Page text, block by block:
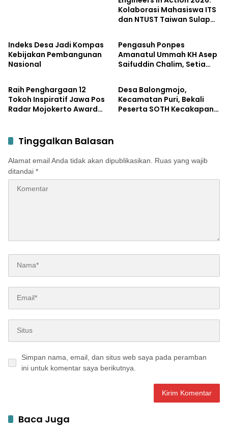
Kolaborasi Mahasiswa ITS
dan NTUST Taiwan Sulap
Berkelanjutan
Indeks Desa Jadi Kompas
Kebijakan Pembangunan
Nasional
Pemerintahan
Pengasuh Ponpes
Amanatul Ummah KH Asep
Saifuddin Chalim, Setia
Pemerintahan
Raih Penghargaan 12
Tokoh Inspiratif Jawa Pos
Radar Mojokerto Award
Kontribusi dalam
Pembangunan Daerah
Pemerintahan
Desa Balongmojo,
Kecamatan Puri, Bekali
Peserta SOTH Kecakapan
Tinggalkan Balasan
Alamat email Anda tidak akan dipublikasikan.
Ruas yang wajib
ditandai *
Simpan nama, email, dan situs web saya pada peramban
ini untuk komentar saya berikutnya.
Baca Juga